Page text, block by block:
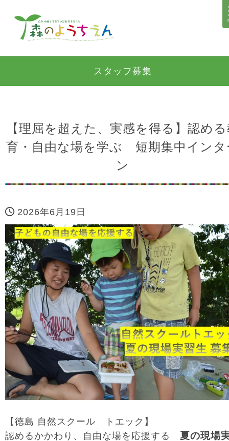
スタッフ募集
【理屈を超えた、実感を得る】認め
育・自由な場を学ぶ 短期集中インタ
ン
2026年6月19日
【徳島 自然スクール トエック】
認めるかかわり、自由な場を応援する 夏の現場